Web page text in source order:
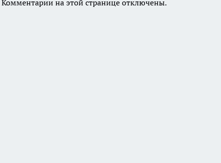
Комментарии на этой странице отключены.